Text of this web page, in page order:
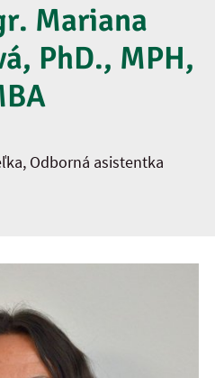
Mariana
PhD., MPH,
Odborná asistentka